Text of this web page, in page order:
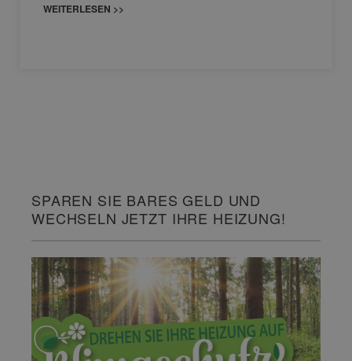
WEITERLESEN >>
SPAREN SIE BARES GELD UND
WECHSELN JETZT IHRE HEIZUNG!